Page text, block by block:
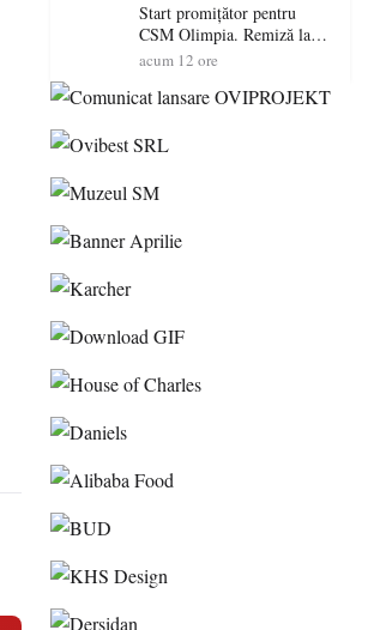
Start promițător pentru
CSM Olimpia. Remiză la
Dumbrăvița în debutul
acum 12 ore